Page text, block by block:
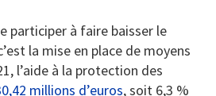
participer à faire baisser le
la mise en place de moyens
l’aide à la protection des
millions d’euros, soit 6,3 %